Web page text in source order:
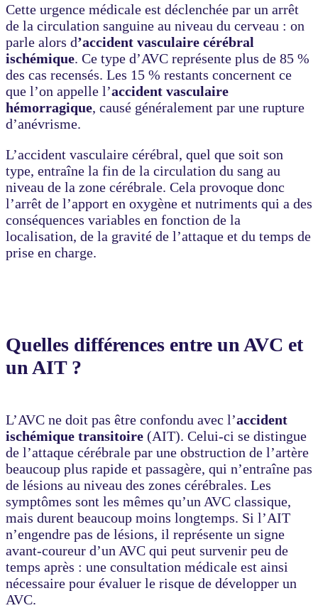
Cette urgence médicale est déclenchée par un arrêt
de la circulation sanguine au niveau du cerveau : on
parle alors d’accident vasculaire cérébral
ischémique. Ce type d’AVC représente plus de 85 %
des cas recensés. Les 15 % restants concernent ce
que l’on appelle l’accident vasculaire
hémorragique, causé généralement par une rupture
d’anévrisme.
L’accident vasculaire cérébral, quel que soit son
type, entraîne la fin de la circulation du sang au
niveau de la zone cérébrale. Cela provoque donc
l’arrêt de l’apport en oxygène et nutriments qui a des
conséquences variables en fonction de la
localisation, de la gravité de l’attaque et du temps de
prise en charge.
Quelles différences entre un AVC et
un AIT ?
L’AVC ne doit pas être confondu avec l’accident
ischémique transitoire (AIT). Celui-ci se distingue
de l’attaque cérébrale par une obstruction de l’artère
beaucoup plus rapide et passagère, qui n’entraîne pas
de lésions au niveau des zones cérébrales. Les
symptômes sont les mêmes qu’un AVC classique,
mais durent beaucoup moins longtemps. Si l’AIT
n’engendre pas de lésions, il représente un signe
avant-coureur d’un AVC qui peut survenir peu de
temps après : une consultation médicale est ainsi
nécessaire pour évaluer le risque de développer un
AVC.